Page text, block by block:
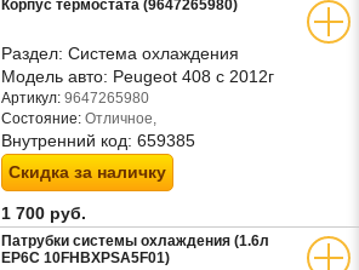
Корпус термостата (9647265980)
Раздел: Система охлаждения
Модель авто: Peugeot 408 с 2012г
Артикул: 9647265980
Состояние: Отличное,
Внутренний код: 659385
Скидка за наличку
1 700 руб.
Патрубки системы охлаждения (1.6л
EP6C 10FHBXPSA5F01)